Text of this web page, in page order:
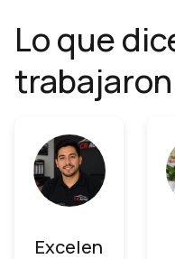
Lo que
Excelen